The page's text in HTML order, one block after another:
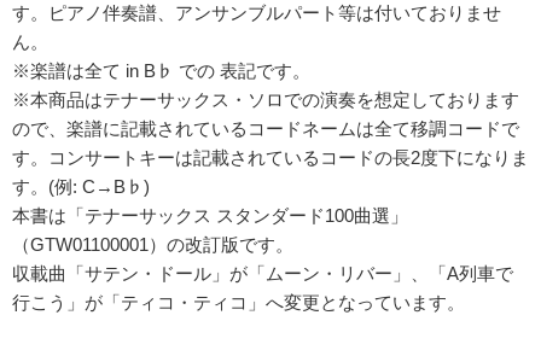
す。ピアノ伴奏譜、アンサンブルパート等は付いておりませ
ん。
※楽譜は全て in B♭ での 表記です。
※本商品はテナーサックス・ソロでの演奏を想定しております
ので、楽譜に記載されているコードネームは全て移調コードで
す。コンサートキーは記載されているコードの長2度下になりま
す。(例: C→B♭)
本書は「テナーサックス スタンダード100曲選」
（GTW01100001）の改訂版です。
収載曲「サテン・ドール」が「ムーン・リバー」、「A列車で
行こう」が「ティコ・ティコ」へ変更となっています。